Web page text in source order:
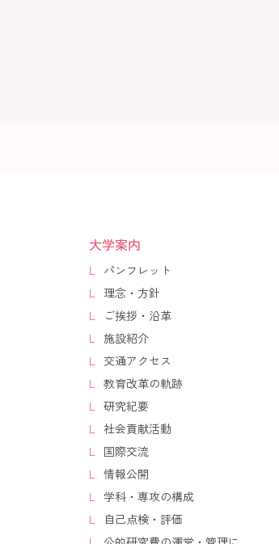
大学案内
パンフレット
理念・方針
ご挨拶・沿革
施設紹介
交通アクセス
教育改革の軌跡
研究紀要
社会貢献活動
国際交流
情報公開
学科・専攻の構成
自己点検・評価